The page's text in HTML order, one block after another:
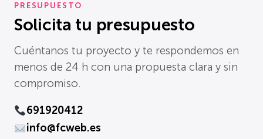
PRESUPUESTO
Solicita tu presupuesto
Cuéntanos tu proyecto y te respondemos en
menos de 24 h con una propuesta clara y sin
compromiso.
691920412
info@fcweb.es